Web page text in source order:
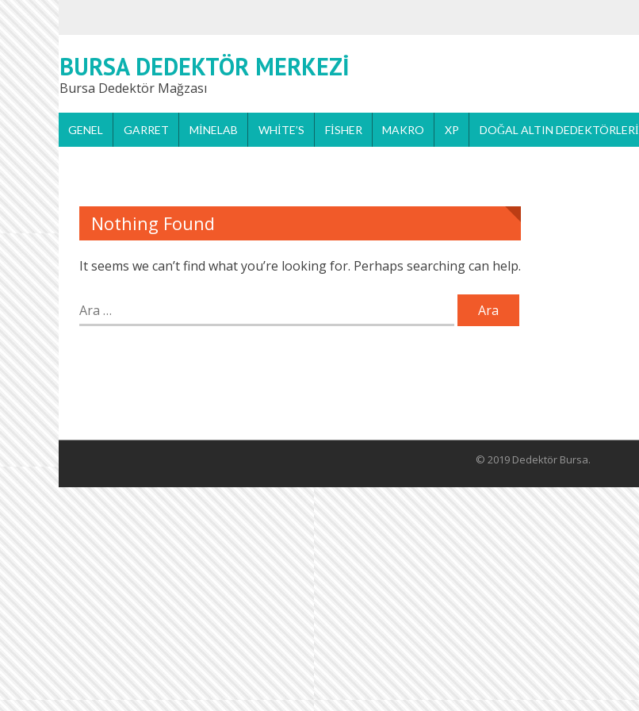
BURSA DEDEKTÖR MERKEZI
Bursa Dedektör Mağzası
GENEL GARRET MINELAB WHITE’S FISHER MAKRO XP DOĞAL ALTIN DEDEKTÖRLERI
Nothing Found
It seems we can’t find what you’re looking for. Perhaps searching can help.
Arama:
© 2019 Dedektör Bursa.